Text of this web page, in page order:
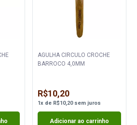
AGULHA CIRCULO CROCHE
BARROCO 4,0MM
R$10,20
1xde R$10,20sem juros
Adicionar ao carrinho